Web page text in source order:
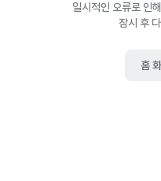
일시적인 오류로 인
잠시 후
홈